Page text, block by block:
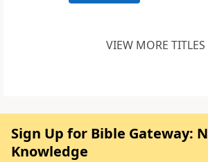
VIEW MORE TITLES
Sign Up for Bible Gateway:
Knowledge